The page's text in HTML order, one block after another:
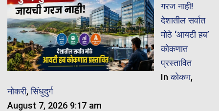
गरज नाही!
देशातील सर्वात
मोठे ‘आयटी हब’
कोकणात
प्रस्तावित
Inकोकण,
नोकरी,सिंधुदुर्ग
August 7, 2026 9:17 am